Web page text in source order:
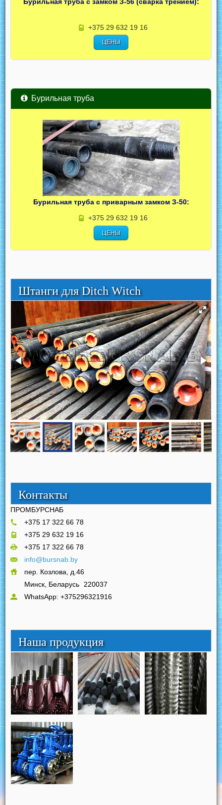
+375 29 632 19 16
ЦЕНЫ
Бурильная труба
Бурильная труба с приварным замком З-50:
+375 29 632 19 16
ЦЕНЫ
Штанги для Ditch Witch
Контакты
ПРОМБУРСНАБ
+375 17 322 66 78
+375 29 632 19 16
+375 17 322 66 78
info@bursnab.by
пер. Козлова, д.46
Минск, Беларусь
220037
WhatsApp: +375296321916
Наша продукция